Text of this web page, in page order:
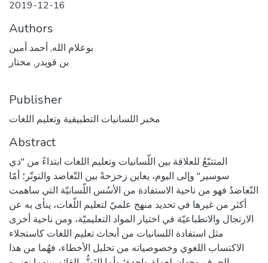
2019-12-16
Authors
بوعلام الله, أحمد أمين
بن قويدر, مختار
Publisher
مخبر اللسانيات التطبيقية وتعليم اللغات
Abstract
المتتبّعُ للعلاقة بين اللّسانيات وتعليم اللغات ابتداءً من "دي
سوسير" وإلى اليوم، يعاين زحزحةً بين التّعاضد والتوتّر؛ أمّا
التّعاضدُ فهو من ناحية الاستفادة من الأسُس اللّسانيّة التي ساهمت
أكثر من غيرها في تحديد منهج علميّ لتعليم اللّغات، ينأى به عن
الارتجال والانطباعيّة في اختيار المواد التعليميّة، ومن ناحية أخرى
مثل استفادة اللسانيات من أبحاث تعليم اللغات كاستجلاء
الاكتساب اللغوي وخصوصياته من تحليل الأخطاء، فهُما من هذا